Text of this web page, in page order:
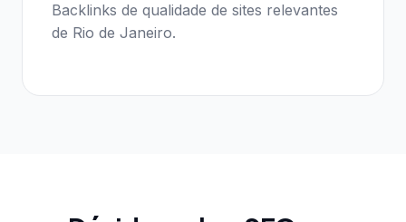
Backlinks de qualidade de sites relevantes
de Rio de Janeiro.